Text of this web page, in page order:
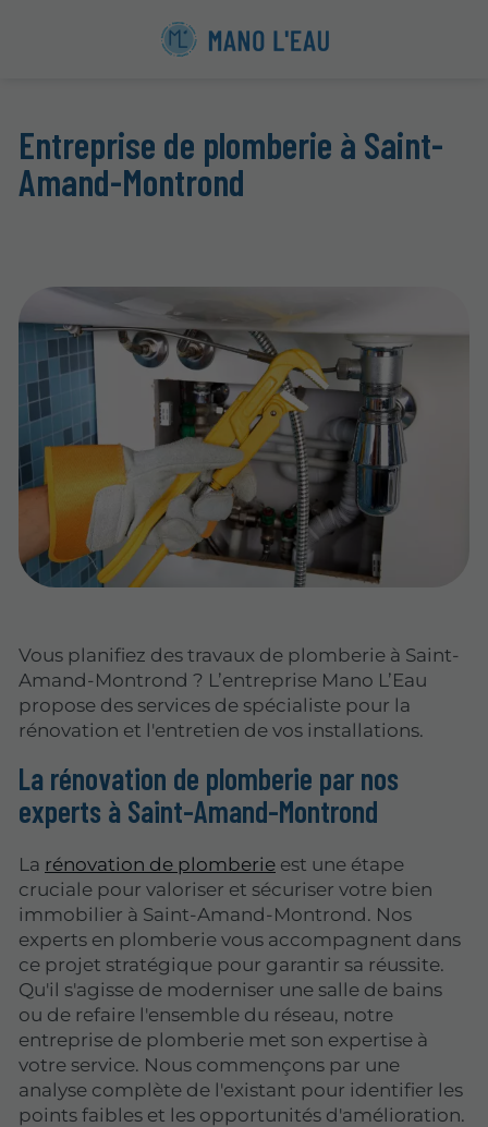
Entreprise de plomberie à Saint-
Amand-Montrond
Vous planifiez des travaux de plomberie à Saint-
Amand-Montrond ? L’entreprise Mano L’Eau
propose des services de spécialiste pour la
rénovation et l'entretien de vos installations.
La rénovation de plomberie par nos
experts à Saint-Amand-Montrond
La rénovation de plomberie est une étape
cruciale pour valoriser et sécuriser votre bien
immobilier à Saint-Amand-Montrond. Nos
experts en plomberie vous accompagnent dans
ce projet stratégique pour garantir sa réussite.
Qu'il s'agisse de moderniser une salle de bains
ou de refaire l'ensemble du réseau, notre
entreprise de plomberie met son expertise à
votre service. Nous commençons par une
analyse complète de l'existant pour identifier les
points faibles et les opportunités d'amélioration.